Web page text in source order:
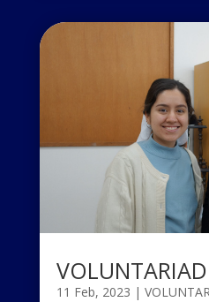
11 Feb, 2023 |